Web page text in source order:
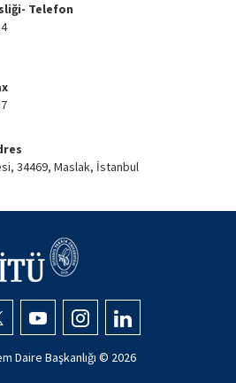
Telefon
34469, Maslak, İstanbul
Daire Başkanlığı © 2026